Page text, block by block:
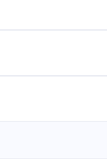
בלבד (מומלץ לוודא
מהמפעל,
מהיר וזריז.